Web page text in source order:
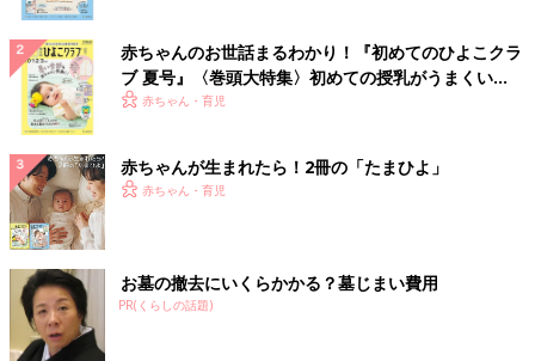
赤ちゃんのお世話まるわかり！『初めてのひよこクラ
ブ 夏号』〈巻頭大特集〉初めての授乳がうまくい
く！ おっぱい・ミルクの基本と夏のトラブル 解決テ
赤ちゃん・育児
赤ちゃんが生まれたら！2冊の「たまひよ」
赤ちゃん・育児
お墓の撤去にいくらかかる？墓じまい費用
PR(くらしの話題)